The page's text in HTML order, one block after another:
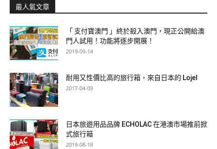
最人氣文章
「 支付寶澳門 」終於殺入澳門，現正公開給澳
門人試用！功能將逐步開展！
2019-09-14
耐用又性價比高的旅行箱，來自日本的 Lojel
2017-04-09
日本旅遊用品品牌 ECHOLAC 在港澳市場推前掀
式旅行箱
2019-08-18